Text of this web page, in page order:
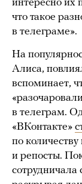
интересно их
что такое
в телеграме».
На
Алиса,
вспоминает,
в телеграм.
«ВКонтакте»
по
и репосты.
сотрудничала